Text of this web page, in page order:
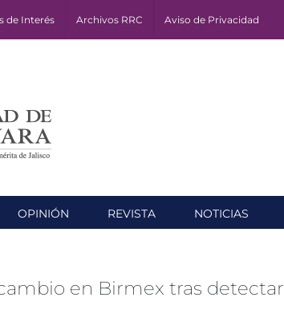
de Interés Archivos RRC Aviso de Privacidad
OPINIÓN REVISTA NOTICIAS
en Birmex tras